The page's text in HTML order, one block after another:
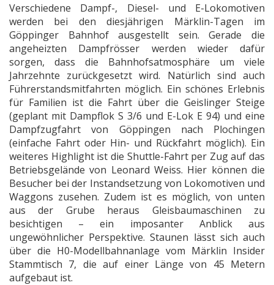
Verschiedene Dampf-, Diesel- und E-Lokomotiven
werden bei den diesjährigen Märklin-Tagen im
Göppinger Bahnhof ausgestellt sein. Gerade die
angeheizten Dampfrösser werden wieder dafür
sorgen, dass die Bahnhofsatmosphäre um viele
Jahrzehnte zurückgesetzt wird. Natürlich sind auch
Führerstandsmitfahrten möglich. Ein schönes Erlebnis
für Familien ist die Fahrt über die Geislinger Steige
(geplant mit Dampflok S 3/6 und E-Lok E 94) und eine
Dampfzugfahrt von Göppingen nach Plochingen
(einfache Fahrt oder Hin- und Rückfahrt möglich). Ein
weiteres Highlight ist die Shuttle-Fahrt per Zug auf das
Betriebsgelände von Leonard Weiss. Hier können die
Besucher bei der Instandsetzung von Lokomotiven und
Waggons zusehen. Zudem ist es möglich, von unten
aus der Grube heraus Gleisbaumaschinen zu
besichtigen – ein imposanter Anblick aus
ungewöhnlicher Perspektive. Staunen lässt sich auch
über die H0-Modellbahnanlage vom Märklin Insider
Stammtisch 7, die auf einer Länge von 45 Metern
aufgebaut ist.